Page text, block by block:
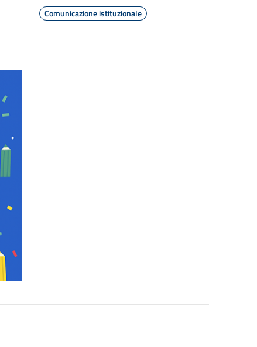
Comunicazione istituzionale